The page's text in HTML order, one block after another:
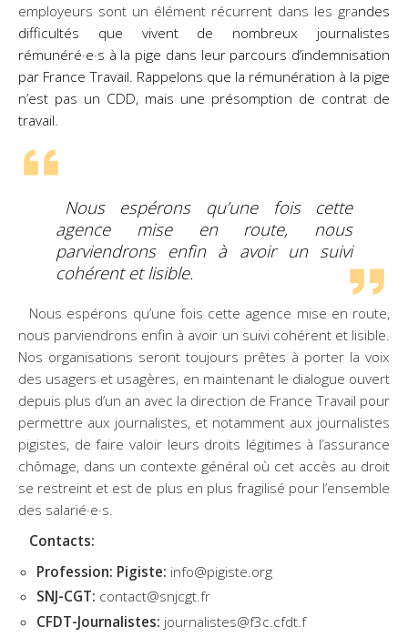
employeurs sont un élément récurrent dans les grandes
difficultés que vivent de nombreux journalistes
rémunéré·e·s à la pige dans leur parcours d’indemnisation
par France Travail. Rappelons que la rémunération à la pige
n’est pas un CDD, mais une présomption de contrat de
travail.
Nous espérons qu’une fois cette
agence mise en route, nous
parviendrons enfin à avoir un suivi
cohérent et lisible.
Nous espérons qu’une fois cette agence mise en route,
nous parviendrons enfin à avoir un suivi cohérent et lisible.
Nos organisations seront toujours prêtes à porter la voix
des usagers et usagères, en maintenant le dialogue ouvert
depuis plus d’un an avec la direction de France Travail pour
permettre aux journalistes, et notamment aux journalistes
pigistes, de faire valoir leurs droits légitimes à l’assurance
chômage, dans un contexte général où cet accès au droit
se restreint et est de plus en plus fragilisé pour l’ensemble
des salarié·e·s.
Contacts:
Profession: Pigiste: info@pigiste.org
SNJ-CGT: contact@snjcgt.fr
CFDT-Journalistes: journalistes@f3c.cfdt.f